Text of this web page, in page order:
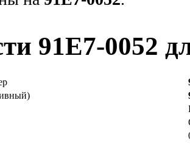
91E7-0052